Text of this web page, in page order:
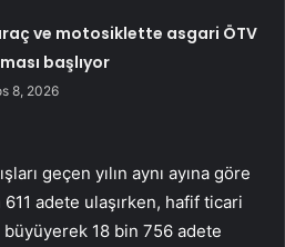
ve motosiklette asgari ÖTV
başlıyor
8, 2026
geçen yılın aynı ayına göre
adete ulaşırken, hafif ticari
18 bin 756 adete